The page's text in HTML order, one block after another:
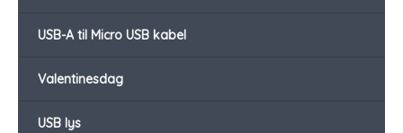
USB-A til Micro USB kabel
Valentinesdag
USB lys